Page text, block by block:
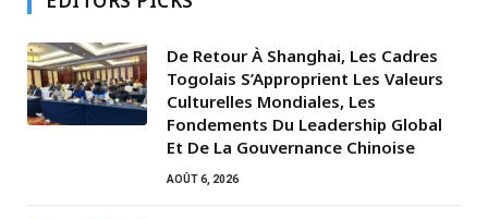
De Retour À Shanghai, Les Cadres
Togolais S’Approprient Les Valeurs
Culturelles Mondiales, Les
Fondements Du Leadership Global
Et De La Gouvernance Chinoise
AOÛT 6, 2026